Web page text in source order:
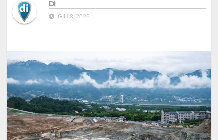
Di
GIU 8, 2026